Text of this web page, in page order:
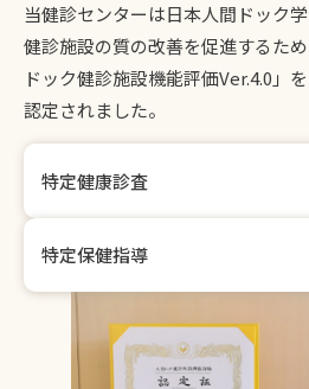
当健診センターは日本人間ドック
健診施設の質の改善を促進するた
ドック健診施設機能評価Ver.4.0」
認定されました。
特定健康診査
特定保健指導